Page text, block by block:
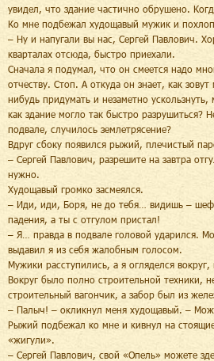
увидел, что здание частично обрушено.
Ко мне подбежал худощавый мужик и
– Ну и напугали вы нас, Сергей Павлович.
кварталах отсюда, быстро приехали.
Сначала я подумал, что он смеется надо
отчеству. Стоп. А откуда он знает, как
нибудь придумать и незаметно
как здание могло так быстро разрушиться?
подвале, случилось землетрясение?
Вдруг сбоку появился рыжий, плечистый
– Сергей Павлович, разрешите на завтра
нужно.
Худощавый громко засмеялся.
– Иди, иди, Боря, не до тебя… видишь –
падения, а ты с отгулом пристал!
– Я… правда в подвале головой ударился.
выдавил я из себя жалобным голосом.
Мужики расступились, а я огляделся вокруг,
Вокруг было полно строительной техники,
строительный вагончик, а забор был из
– Палыч! – окликнул меня худощавый. –
Рыжий подбежал ко мне и кивнул на
«жигули».
– Сергей Павлович, свой «Опель» можете